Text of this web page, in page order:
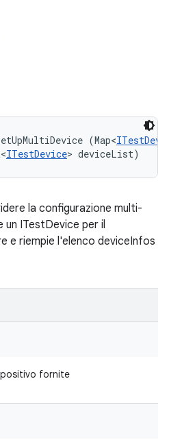
(Map<
ITestDevice> deviceList)
la configurazione multi-
ITestDevice per il
e riempie l'elenco deviceInfos
fornite